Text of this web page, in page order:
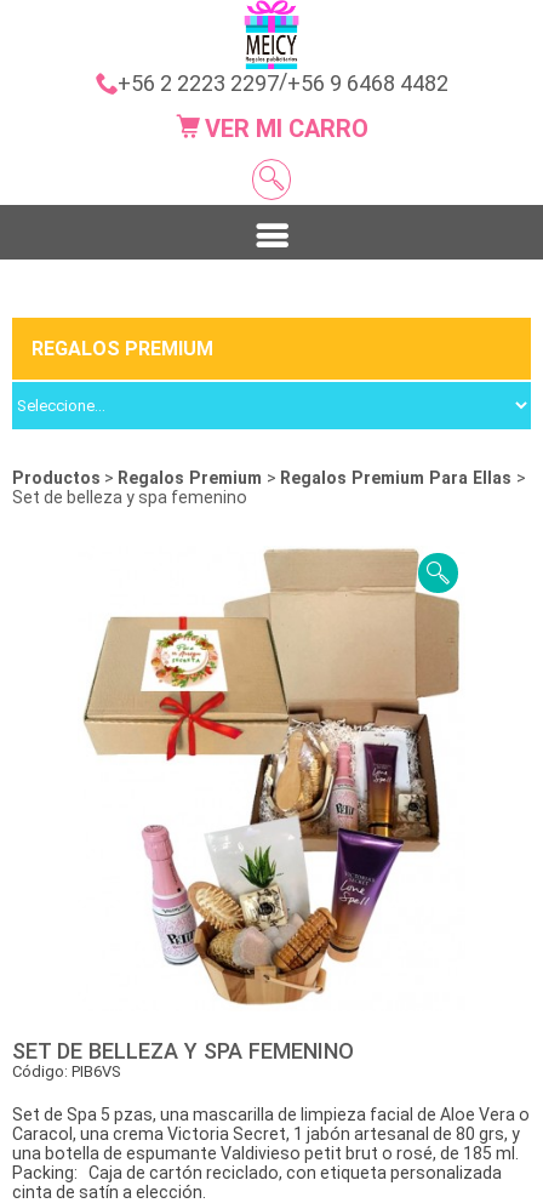
+56 2 2223 2297/+56 9 6468 4482
VER MI CARRO
REGALOS PREMIUM
Productos > Regalos Premium > Regalos Premium Para Ellas >
Set de belleza y spa femenino
SET DE BELLEZA Y SPA FEMENINO
Código: PIB6VS
Set de Spa 5 pzas, una mascarilla de limpieza facial de Aloe Vera o
Caracol, una crema Victoria Secret, 1 jabón artesanal de 80 grs, y
una botella de espumante Valdivieso petit brut o rosé, de 185 ml.
Packing: Caja de cartón reciclado, con etiqueta personalizada
cinta de satín a elección.